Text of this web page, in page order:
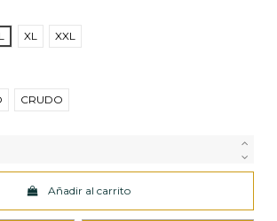
XL XXL
CRUDO
Añadir al carrito